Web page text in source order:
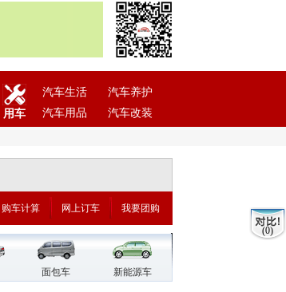
用车
汽车生活
汽车养护
汽车用品
汽车改装
购车计算 网上订车 我要团购
面包车 新能源车
(0)